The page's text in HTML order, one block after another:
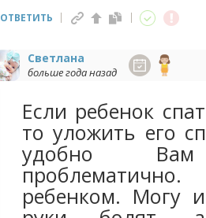
ОТВЕТИТЬ
Cветлана
больше года назад
Если ребенок
то уложить его
удобно Вам
ребенком. Могу